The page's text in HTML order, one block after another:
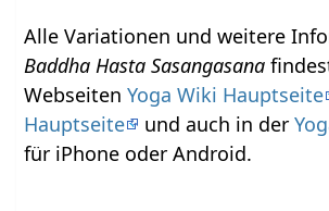
Alle Variationen und weitere
Baddha Hasta Sasangasana
WebseitenYoga Wiki Hauptseite
Hauptseite
und auch in der
für iPhone oder Android.